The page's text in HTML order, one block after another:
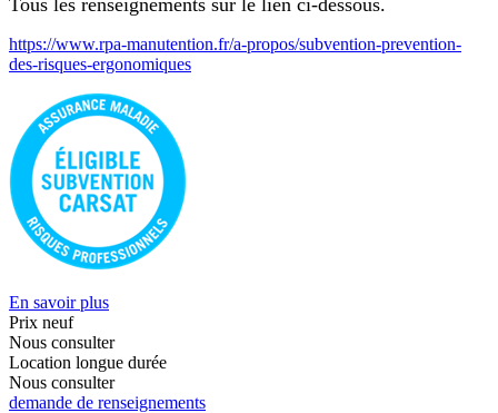
https://www.rpa-manutention.fr/a-propos/subvention-prevention-
des-risques-ergonomiques
En savoir plus
Prix neuf
Nous consulter
Location longue durée
Nous consulter
demande de renseignements